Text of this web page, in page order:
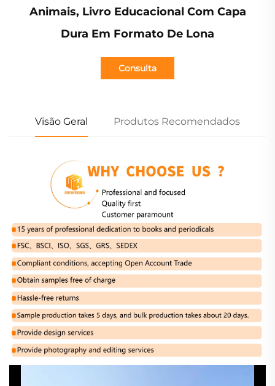
Animais, Livro Educacional Com Capa
Dura Em Formato De Lona
Consulta
Visão Geral Produtos Recomendados